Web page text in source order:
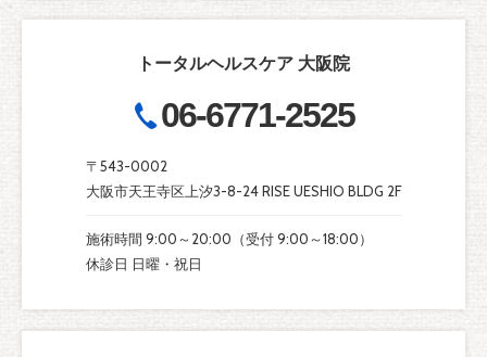
トータルヘルスケア 大阪院
06-6771-2525
〒543-0002
大阪市天王寺区上汐3-8-24 RISE UESHIO BLDG 2F
施術時間 9:00～20:00（受付 9:00～18:00）
休診日 日曜・祝日